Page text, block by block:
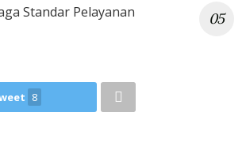
Standar Pelayanan
8